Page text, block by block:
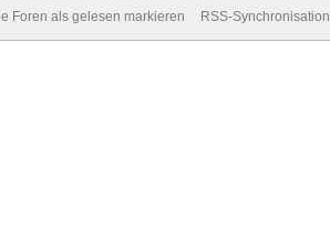
Foren als gelesen markieren RSS-Synchronisation